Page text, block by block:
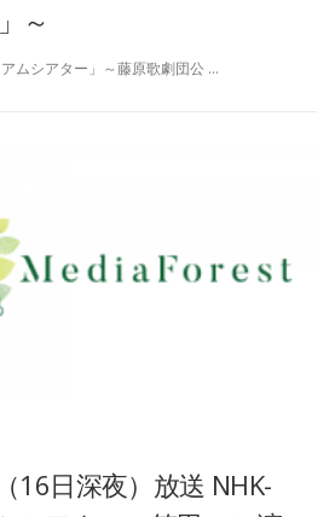
～
ムシアター」～藤原歌劇団公 …
16日深夜）放送 NHK-